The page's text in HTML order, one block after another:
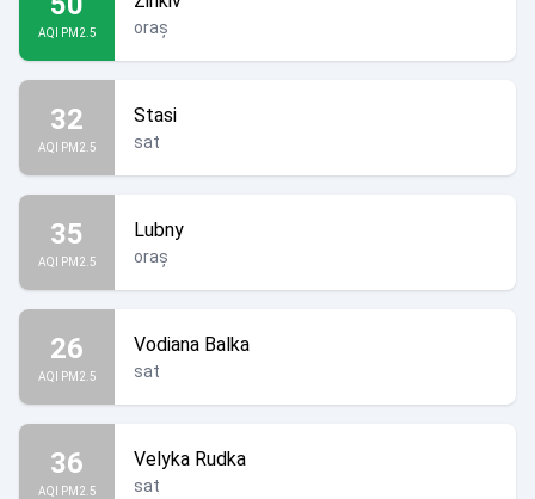
AQI PM2.5 oraș
32
AQI PM2.5
Stasi
sat
35
AQI PM2.5
Lubny
oraș
26
AQI PM2.5
Vodiana Balka
sat
36
AQI PM2.5
Velyka Rudka
sat